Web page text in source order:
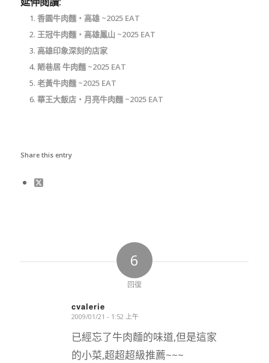
香園牛肉麵‧高雄 ~2025 EAT
王冠牛肉麵‧高雄鳳山 ~2025 EAT
高雄印象深刻的店家
陋巷居 牛肉麵 ~2025 EAT
老黃牛肉麵 ~2025 EAT
華王大飯店‧月亮牛肉麵 ~2025 EAT
Share this entry
6
回復
cvalerie
says:
2009/01/21 - 1:52 上午
已經忘了牛肉麵的味道,但是這家
的小菜,超超超級推薦~~~